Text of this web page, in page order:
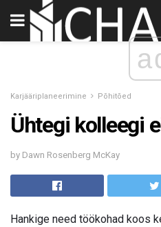
Karjääriplaneerimine Põhitõed
Ühtegi kolleegi
by Dawn Rosenberg McKay
Hankige need töökohad koos